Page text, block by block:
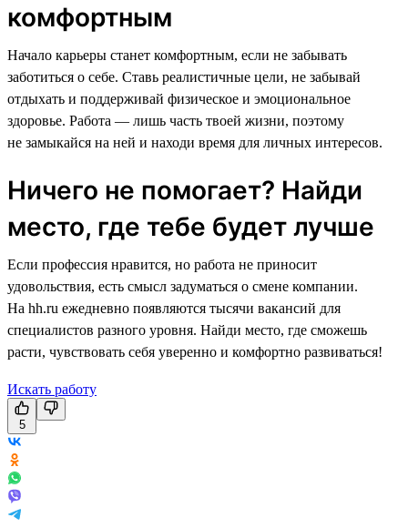
комфортным
Начало карьеры станет комфортным, если не забывать
заботиться о себе. Ставь реалистичные цели, не забывай
отдыхать и поддерживай физическое и эмоциональное
здоровье. Работа — лишь часть твоей жизни, поэтому
не замыкайся на ней и находи время для личных интересов.
Ничего не помогает? Найди
место, где тебе будет лучше
Если профессия нравится, но работа не приносит
удовольствия, есть смысл задуматься о смене компании.
На hh.ru ежедневно появляются тысячи вакансий для
специалистов разного уровня. Найди место, где сможешь
расти, чувствовать себя уверенно и комфортно развиваться!
Искать работу
5